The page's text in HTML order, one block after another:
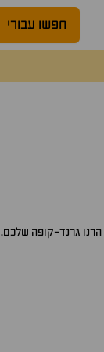
חפשו עבורי
רנו גרנד-קופה שלכם.